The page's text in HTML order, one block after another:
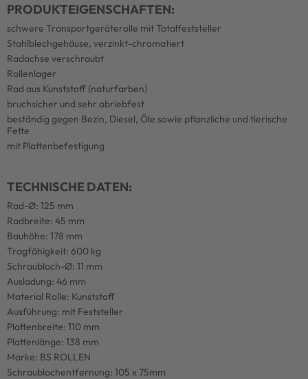
PRODUKTEIGENSCHAFTEN:
schwere Transportgeräterolle mit Totalfeststeller
Stahlblechgehäuse, verzinkt-chromatiert
Radachse verschraubt
Rollenlager
Rad aus Kunststoff (naturfarben)
bruchsicher und sehr abriebfest
beständig gegen Bezin, Diesel, Öle sowie pflanzliche und tierische
Fette
mit Plattenbefestigung
TECHNISCHE DATEN:
Rad-Ø: 125 mm
Radbreite: 45 mm
Bauhöhe: 178 mm
Tragfähigkeit: 600 kg
Schraubloch-Ø: 11 mm
Ausladung: 46 mm
Material Rolle: Kunststoff
Ausführung: mit Feststeller
Plattenbreite: 110 mm
Plattenlänge: 138 mm
Marke: BS ROLLEN
Schraublochentfernung: 105 x 75mm